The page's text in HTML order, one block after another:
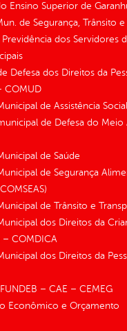
Ensino Superior de
de Segurança, Trânsito
Previdência dos Servidores
Defesa dos Direitos da
COMUD
de Assistência
de Defesa do Meio
de Saúde
de Segurança
de Trânsito e
dos Direitos da
– COMDICA
dos Direitos da
– CAE – CEMEG
Econômico e Orçamento